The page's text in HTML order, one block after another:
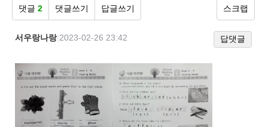
댓글 2 댓글쓰기 답글쓰기 스크랩
서우랑나랑| 2023-02-26 23:42 답댓글